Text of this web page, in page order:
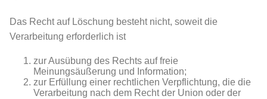
Das Recht auf Löschung besteht nicht, soweit die
Verarbeitung erforderlich ist
zur Ausübung des Rechts auf freie
Meinungsäußerung und Information;
zur Erfüllung einer rechtlichen Verpflichtung, die die
Verarbeitung nach dem Recht der Union oder der